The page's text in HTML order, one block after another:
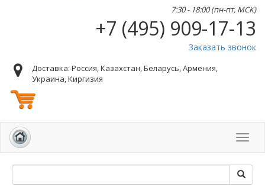
7:30 - 18:00 (пн-пт, МСК)
+7 (495) 909-17-13
Заказать звонок
Доставка: Россия, Казахстан, Беларусь, Армения,
Украина, Киргизия